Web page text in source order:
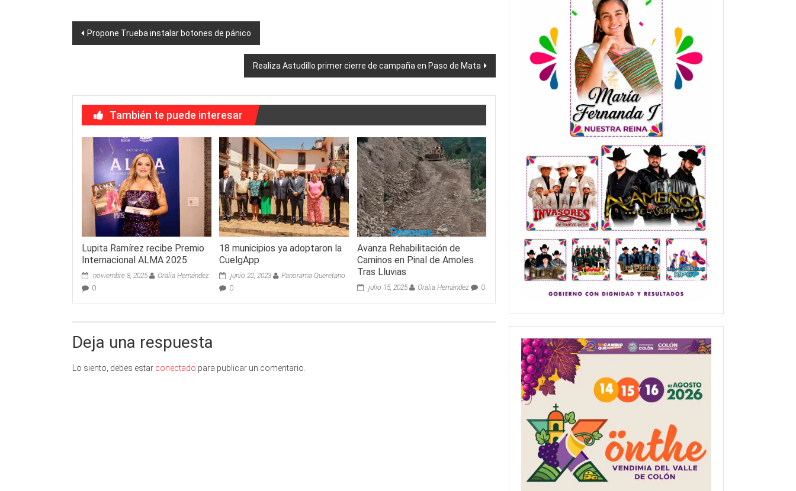
Navegación
Propone Trueba instalar botones de pánico
Realiza Astudillo primer cierre de campaña en Paso de Mata
También te puede interesar
Lupita Ramírez recibe Premio
Internacional ALMA 2025
noviembre 8, 2025
Oralia Hernández
0
18 municipios ya adoptaron la
CuelgApp
junio 22, 2023
Panorama Queretano
0
Avanza Rehabilitación de
Caminos en Pinal de Amoles
Tras Lluvias
julio 15, 2025 Oralia Hernández 0
Deja una respuesta
Lo siento, debes estar conectado para publicar un comentario.